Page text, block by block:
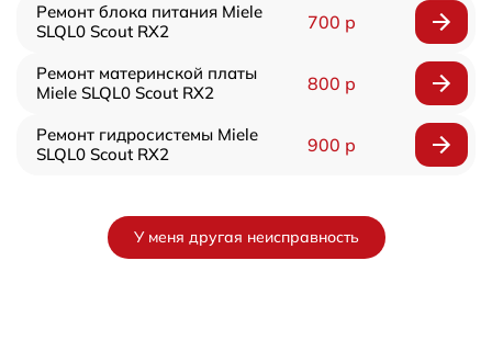
Ремонт блока питания Miele
SLQL0 Scout RX2
700 р
Ремонт материнской платы
Miele SLQL0 Scout RX2
800 р
Ремонт гидросистемы Miele
SLQL0 Scout RX2
900 р
У меня другая неисправность